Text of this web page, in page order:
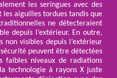
les seringues avec des
les aiguilles tordues tandis que
ne détecteraient
depuis l’extérieur. En outre,
non visibles depuis l’extérieur
peuvent être détectées
faibles niveaux de radiations
technologie à rayons X juste